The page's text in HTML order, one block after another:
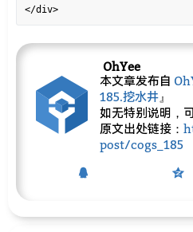
</div>
OhYee
本文章发布自
185.挖水井 』
如无特别说明，
原文出处链接：
post/cogs_185